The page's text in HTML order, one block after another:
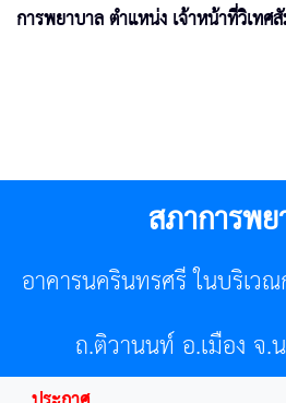
การพยาบาล ตำแหน่ง เจ้าหน้าที่วิเทศ
สภาการพ
อาคารนครินทรศรี ในบริเว
ถ.ติวานนท์ อ.เมือง จ